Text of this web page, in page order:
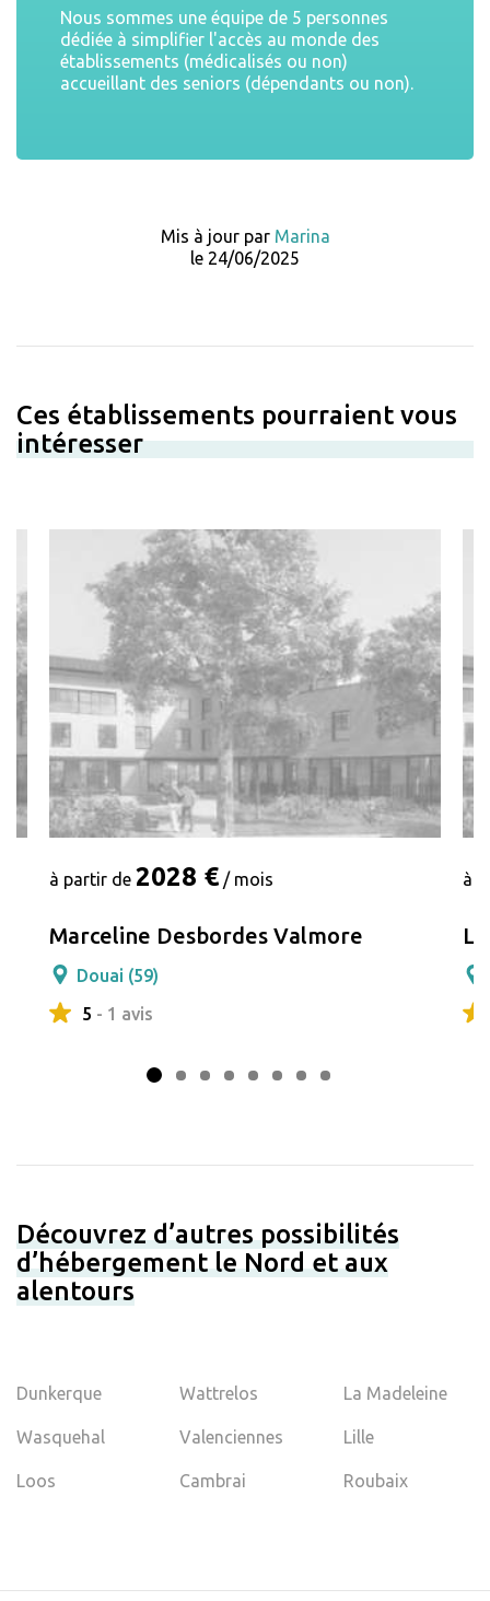
Nous sommes une équipe de 5 personnes
dédiée à simplifier l'accès au monde des
établissements (médicalisés ou non)
accueillant des seniors (dépendants ou non).
Mis à jour par Marina
le 24/06/2025
Ces établissements pourraient vous
intéresser
à partir de 2028 € / mois
Marceline Desbordes Valmore
Douai (59)
5 - 1 avis
à
Découvrez d’autres possibilités
d’hébergement le Nord et aux
alentours
Dunkerque Wattrelos La Madeleine
Wasquehal Valenciennes Lille
Loos Cambrai Roubaix